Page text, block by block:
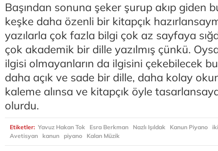
Başından sonuna şeker şurup akıp giden
keşke daha özenli bir kitapçık
yazılarla çok fazla bilgi çok az sayfaya
çok akademik bir dille yazılmış çünkü.
ilgisi olmayanların da ilgisini çekebilecek
daha açık ve sade bir dille, daha kolay
kaleme alınsa ve kitapçık öyle
olurdu.
Etiketler: Yavuz Hakan Tok Esra Berkman Nazlı Işıldak Kanun Piyano
Avetisyan
kanun piyano Kalan Müzik